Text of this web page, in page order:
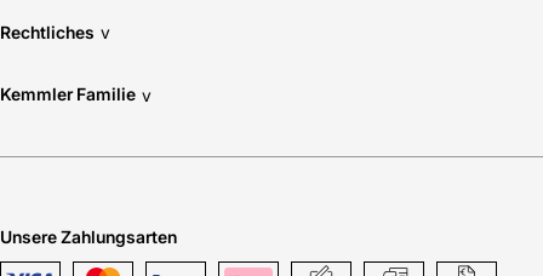
Rechtliches v
Kemmler Familie v
Unsere Zahlungsarten